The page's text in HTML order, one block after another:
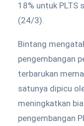
18% untuk PLTS
(24/3).
Bintang
pengembangan
terbarukan
satunya dipicu
meningkatkan
pengembangan